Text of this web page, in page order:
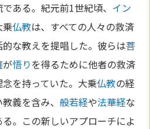
ある。紀元前1世紀頃、 イン
乗仏教は、すべての人々の救済
な教えを提唱した。彼らは菩
が悟りを得るために他者の救済
を持っていた。大乗仏教の経
義を含み、般若経や法華経な
。この新しいアプローチによ